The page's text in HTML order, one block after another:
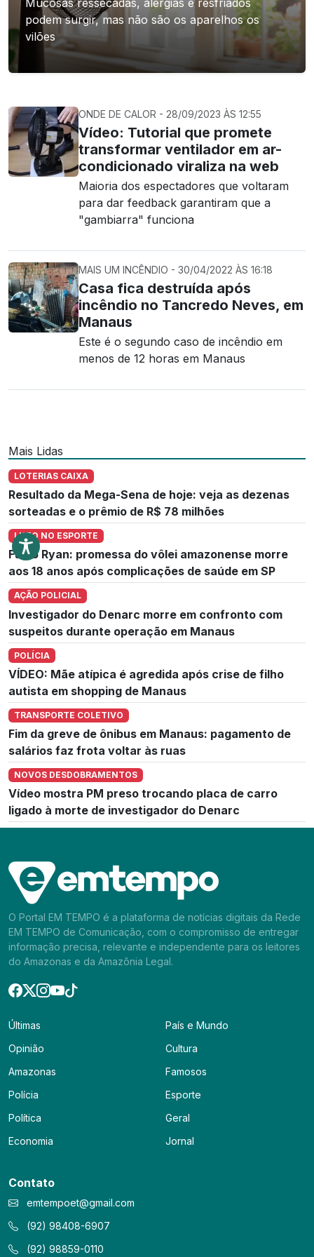
Mucosas ressecadas, alergias e resfriados
podem surgir, mas não são os aparelhos os
vilões
ONDE DE CALOR - 28/09/2023 ÀS 12:55
Vídeo: Tutorial que promete
transformar ventilador em ar-
condicionado viraliza na web
Maioria dos espectadores que voltaram
para dar feedback garantiram que a
"gambiarra" funciona
MAIS UM INCÊNDIO - 30/04/2022 ÀS 16:18
Casa fica destruída após
incêndio no Tancredo Neves, em
Manaus
Este é o segundo caso de incêndio em
menos de 12 horas em Manaus
Mais Lidas
LOTERIAS CAIXA
Resultado da Mega-Sena de hoje: veja as dezenas
sorteadas e o prêmio de R$ 78 milhões
LUTO NO ESPORTE
Fábio Ryan: promessa do vôlei amazonense morre
aos 18 anos após complicações de saúde em SP
AÇÃO POLICIAL
Investigador do Denarc morre em confronto com
suspeitos durante operação em Manaus
POLÍCIA
VÍDEO: Mãe atípica é agredida após crise de filho
autista em shopping de Manaus
TRANSPORTE COLETIVO
Fim da greve de ônibus em Manaus: pagamento de
salários faz frota voltar às ruas
NOVOS DESDOBRAMENTOS
Vídeo mostra PM preso trocando placa de carro
ligado à morte de investigador do Denarc
O Portal EM TEMPO é a plataforma de notícias digitais da Rede
EM TEMPO de Comunicação, com o compromisso de entregar
informação precisa, relevante e independente para os leitores
do Amazonas e da Amazônia Legal.
Últimas
Opinião
Amazonas
Polícia
Política
Economia
País e Mundo
Cultura
Famosos
Esporte
Geral
Jornal
Contato
emtempoet@gmail.com
(92) 98408-6907
(92) 98859-0110